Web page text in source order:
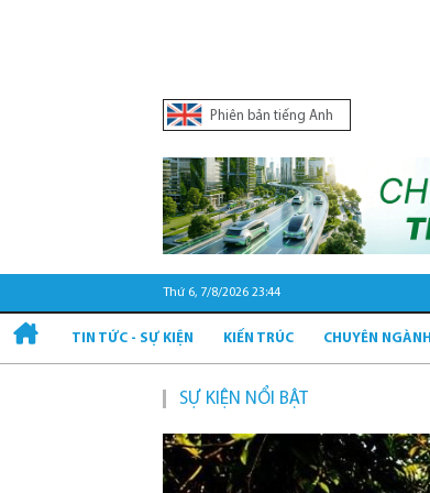
Phiên bản tiếng Anh
Thứ 6, 7/8/2026 23:44
TIN TỨC - SỰ KIỆN KIẾN TRÚC CHUYÊN NGÀNH
SỰ KIỆN NỔI BẬT